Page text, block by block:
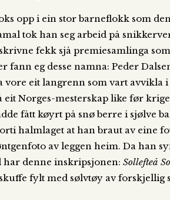
opp i ein stor barneflokk som
tok han seg arbeid på
fekk sjå premiesamlinga
fann eg desse namna: Peder
vore eit langrenn som vart
eit Norges-mesterskap like før
fått køyrt på snø berre i sjølve
halmlaget at han braut av eine
av leggen heim. Da han
har denne inskripsjonen:Sollefteå
fylt med sølvtøy av forskjellig